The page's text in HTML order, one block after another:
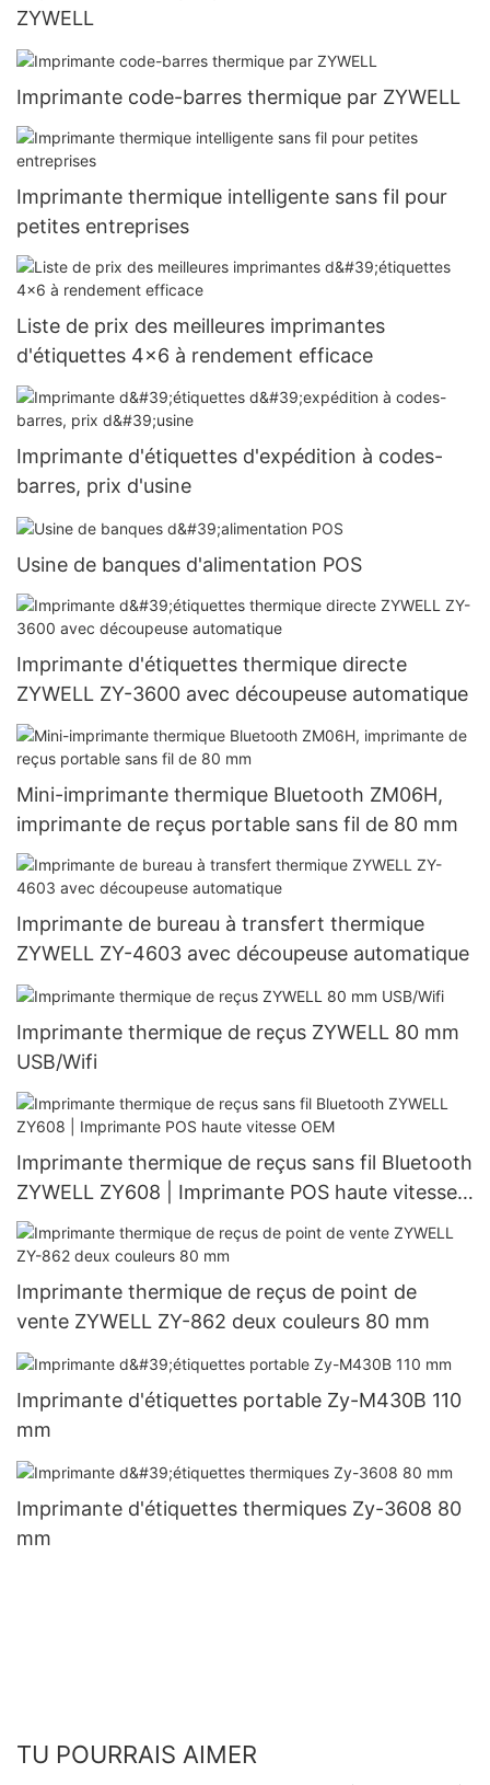
ZYWELL
Imprimante code-barres thermique par ZYWELL
Imprimante thermique intelligente sans fil pour
petites entreprises
Liste de prix des meilleures imprimantes
d'étiquettes 4x6 à rendement efficace
Imprimante d'étiquettes d'expédition à codes-
barres, prix d'usine
Usine de banques d'alimentation POS
Imprimante d'étiquettes thermique directe
ZYWELL ZY-3600 avec découpeuse automatique
Mini-imprimante thermique Bluetooth ZM06H,
imprimante de reçus portable sans fil de 80 mm
Imprimante de bureau à transfert thermique
ZYWELL ZY-4603 avec découpeuse automatique
Imprimante thermique de reçus ZYWELL 80 mm
USB/Wifi
Imprimante thermique de reçus sans fil Bluetooth
ZYWELL ZY608 | Imprimante POS haute vitesse
OEM
Imprimante thermique de reçus de point de
vente ZYWELL ZY-862 deux couleurs 80 mm
Imprimante d'étiquettes portable Zy-M430B 110
mm
Imprimante d'étiquettes thermiques Zy-3608 80
mm
TU POURRAIS AIMER